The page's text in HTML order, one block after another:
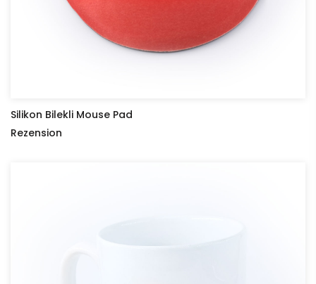
Silikon Bilekli Mouse Pad
Rezension